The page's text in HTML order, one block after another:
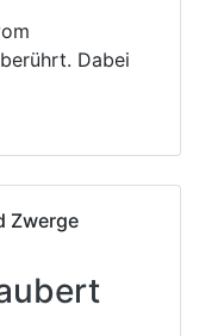
Dabei
Zwerge